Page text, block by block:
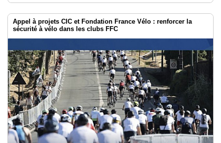
Appel à projets CIC et Fondation France Vélo : renforcer la
sécurité à vélo dans les clubs FFC